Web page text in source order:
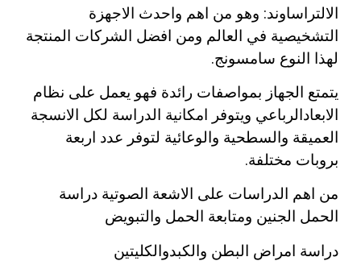
الالتراساوند: وهو من اهم واحدث الاجهزة
التشخيصية في العالم ومن افضل الشركات المنتجة
لهذا النوع سامسونج.
يتمتع الجهاز بمواصفات رائدة فهو يعمل على نظام
الابعادالرباعي ويتوفر امكانية الدراسة لكل الانسجة
العميقة والسطحية والوعائية لتوفر عدد اربعة
بروبات مختلفة.
من اهم الدراسات على الاشعة الصوتية دراسة
الحمل الجنين ومتابعة الحمل والتبويض
دراسة امراض البطن والكبدوالكليتين